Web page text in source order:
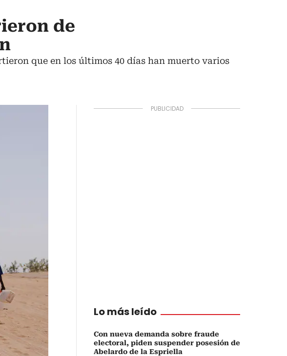
de
que en los últimos 40 días han muerto varios
Lo más leído
Con nueva demanda sobre fraude
electoral, piden suspender posesión de
Abelardo de la Espriella